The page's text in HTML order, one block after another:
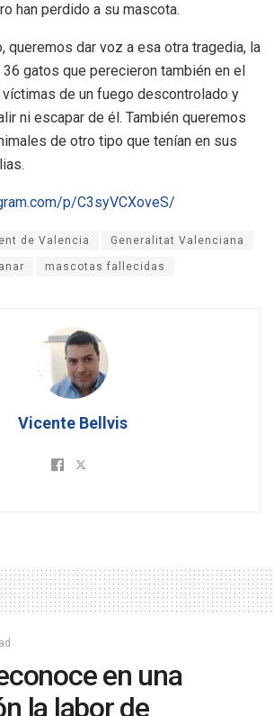
han perdido a su mascota.
queremos dar voz a esa otra tragedia, la
gatos que perecieron también en el
de un fuego descontrolado y
ni escapar de él. También queremos
de otro tipo que tenían en sus
p/C3syVCXoveS/
de Valencia Generalitat Valenciana
mascotas fallecidas
Vicente Bellvis
en una
la labor de